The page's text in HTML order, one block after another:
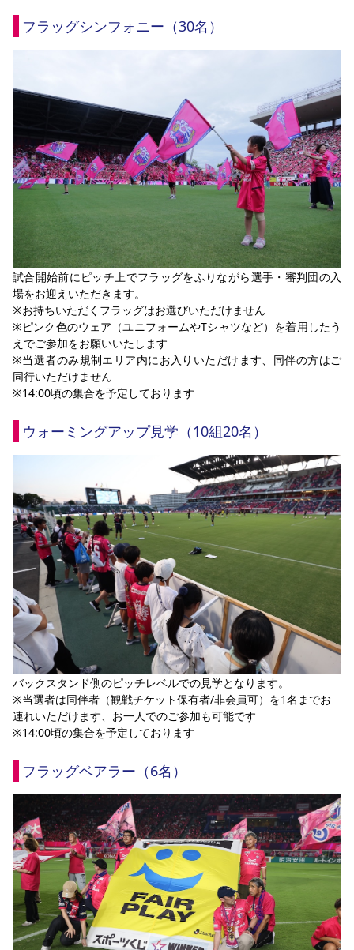
フラッグシンフォニー（30名）
試合開始前にピッチ上でフラッグをふりながら選手・審判団の入
場をお迎えいただきます。
※お持ちいただくフラッグはお選びいただけません
※ピンク色のウェア（ユニフォームやTシャツなど）を着用したう
えでご参加をお願いいたします
※当選者のみ規制エリア内にお入りいただけます、同伴の方はご
同行いただけません
※14:00頃の集合を予定しております
ウォーミングアップ見学（10組20名）
バックスタンド側のピッチレベルでの見学となります。
※当選者は同伴者（観戦チケット保有者/非会員可）を1名までお
連れいただけます、お一人でのご参加も可能です
※14:00頃の集合を予定しております
フラッグベアラー（6名）